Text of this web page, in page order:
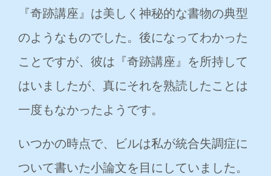
『奇跡講座』は美しく神秘的な書物の典型
のようなものでした。後になってわかった
ことですが、彼は『奇跡講座』を所持して
はいましたが、真にそれを熟読したことは
一度もなかったようです。
いつかの時点で、ビルは私が統合失調症に
ついて書いた小論文を目にしていました。